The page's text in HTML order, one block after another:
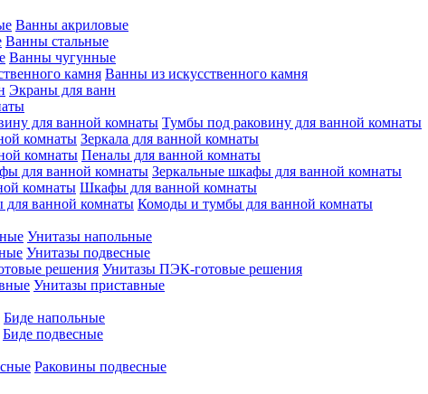
Ванны акриловые
Ванны стальные
Ванны чугунные
Ванны из искусственного камня
Экраны для ванн
Тумбы под раковину для ванной комнаты
Зеркала для ванной комнаты
Пеналы для ванной комнаты
Зеркальные шкафы для ванной комнаты
Шкафы для ванной комнаты
Комоды и тумбы для ванной комнаты
Унитазы напольные
Унитазы подвесные
Унитазы ПЭК-готовые решения
Унитазы приставные
Биде напольные
Биде подвесные
Раковины подвесные